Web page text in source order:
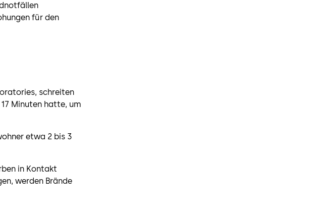
für den
schreiten
Minuten hatte, um
etwa 2 bis 3
in Kontakt
werden Brände